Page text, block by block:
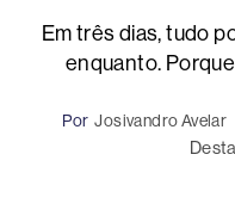
Em três dias, tudo
enquanto.
Por Josivandro Avelar